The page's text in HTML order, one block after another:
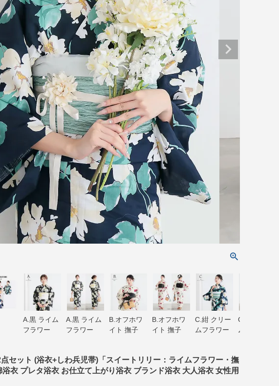
A.黒 ライム
フラワー
A.黒 ライム
フラワー
B.オフホワ
イト 撫子
B.オフホワ
イト 撫子
C.紺 クリー
ムフラワー
C.紺 クリー
ムフラワー
セット (浴衣+しわ兵児帯)「スイートリリー：ライムフラワー・撫
衣 プレタ浴衣 お仕立て上がり浴衣 ブランド浴衣 大人浴衣 女性用